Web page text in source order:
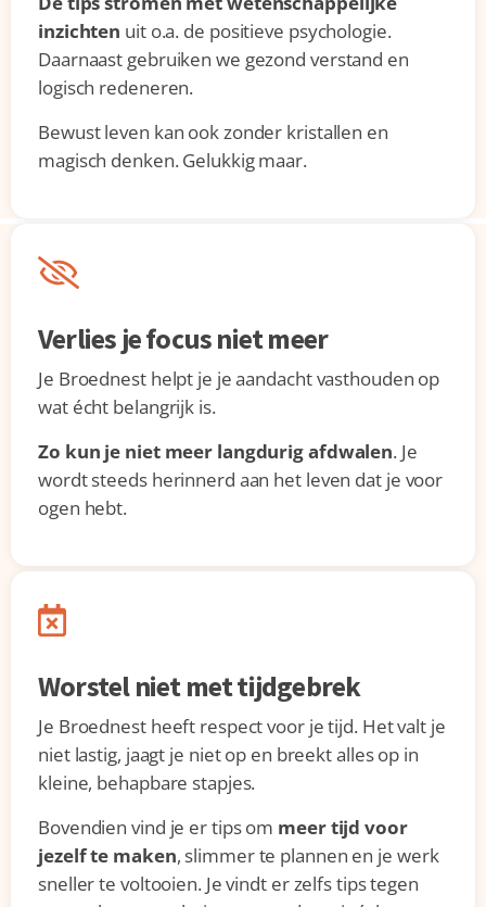
inzichten uit o.a. de positieve psychologie.
Daarnaast gebruiken we gezond verstand en
logisch redeneren.
Bewust leven kan ook zonder kristallen en
magisch denken. Gelukkig maar.
Verlies je focus niet meer
Je Broednest helpt je je aandacht vasthouden op
wat écht belangrijk is.
Zo kun je niet meer langdurig afdwalen. Je
wordt steeds herinnerd aan het leven dat je voor
ogen hebt.
Worstel niet met tijdgebrek
Je Broednest heeft respect voor je tijd. Het valt je
niet lastig, jaagt je niet op en breekt alles op in
kleine, behapbare stapjes.
Bovendien vind je er tips om meer tijd voor
jezelf te maken, slimmer te plannen en je werk
sneller te voltooien. Je vindt er zelfs tips tegen